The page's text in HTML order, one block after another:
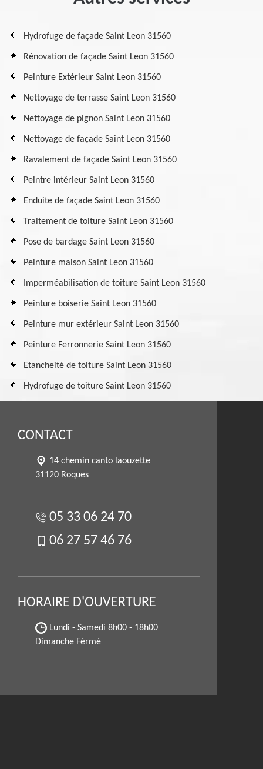
Hydrofuge de façade Saint Leon 31560
Rénovation de façade Saint Leon 31560
Peinture Extérieur Saint Leon 31560
Nettoyage de terrasse Saint Leon 31560
Nettoyage de pignon Saint Leon 31560
Nettoyage de façade Saint Leon 31560
Ravalement de façade Saint Leon 31560
Peintre intérieur Saint Leon 31560
Enduite de façade Saint Leon 31560
Traitement de toiture Saint Leon 31560
Pose de bardage Saint Leon 31560
Peinture maison Saint Leon 31560
Imperméabilisation de toiture Saint Leon 31560
Peinture boiserie Saint Leon 31560
Peinture mur extérieur Saint Leon 31560
Peinture Ferronnerie Saint Leon 31560
Etancheité de toiture Saint Leon 31560
Hydrofuge de toiture Saint Leon 31560
CONTACT
14 chemin canto laouzette
31120 Roques
05 33 06 24 70
06 27 57 46 76
HORAIRE D'OUVERTURE
Lundi - Samedi 8h00 - 18h00
Dimanche Férmé